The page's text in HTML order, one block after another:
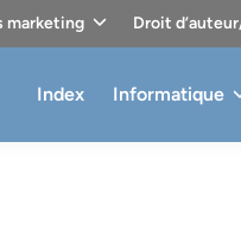
marketing Droit
Index Informatique